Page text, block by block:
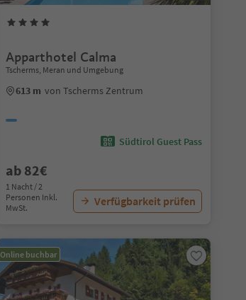
Apparthotel Calma
Tscherms, Meran und Umgebung
613 m von Tscherms Zentrum
Südtirol Guest Pass
ab 82€
1 Nacht / 2
Personen Inkl.
MwSt.
Verfügbarkeit prüfen
Online buchbar